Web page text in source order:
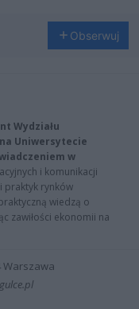
Obserwuj
Wydziału
Uniwersytecie
w
i komunikacji
praktyk rynków
wiedzą o
zawiłości ekonomii na
Warszawa